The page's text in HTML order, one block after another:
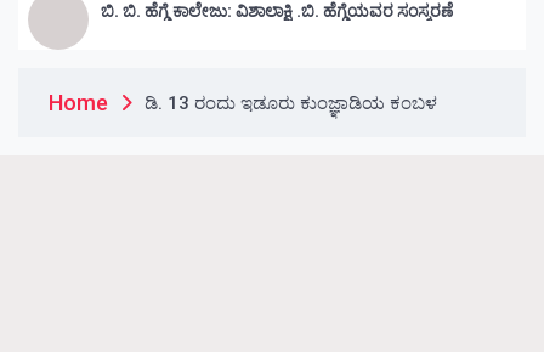
ಬಿ. ಬಿ. ಹೆಗ್ಡೆ ಕಾಲೇಜು: ವಿಶಾಲಾಕ್ಷಿ .ಬಿ. ಹೆಗ್ಡೆಯವರ ಸಂಸ್ಮರಣೆ
Home ಡಿ. 13 ರಂದು ಇಡೂರು ಕುಂಜ್ಞಾಡಿಯ ಕಂಬಳ